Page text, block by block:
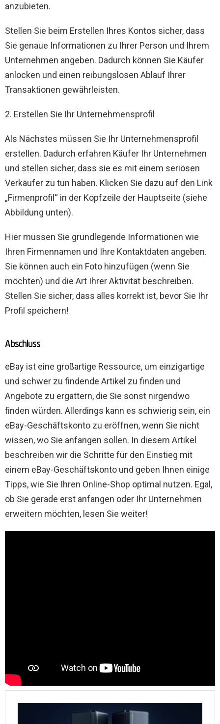
anzubieten.
Stellen Sie beim Erstellen Ihres Kontos sicher, dass
Sie genaue Informationen zu Ihrer Person und Ihrem
Unternehmen angeben. Dadurch können Sie Käufer
anlocken und einen reibungslosen Ablauf Ihrer
Transaktionen gewährleisten.
2. Erstellen Sie Ihr Unternehmensprofil
Als Nächstes müssen Sie Ihr Unternehmensprofil
erstellen. Dadurch erfahren Käufer Ihr Unternehmen
und stellen sicher, dass sie es mit einem seriösen
Verkäufer zu tun haben. Klicken Sie dazu auf den Link
„Firmenprofil“ in der Kopfzeile der Hauptseite (siehe
Abbildung unten).
Hier müssen Sie grundlegende Informationen wie
Ihren Firmennamen und Ihre Kontaktdaten angeben.
Sie können auch ein Foto hinzufügen (wenn Sie
möchten) und die Art Ihrer Aktivität beschreiben.
Stellen Sie sicher, dass alles korrekt ist, bevor Sie Ihr
Profil speichern!
Abschluss
eBay ist eine großartige Ressource, um einzigartige
und schwer zu findende Artikel zu finden und
Angebote zu ergattern, die Sie sonst nirgendwo
finden würden. Allerdings kann es schwierig sein, ein
eBay-Geschäftskonto zu eröffnen, wenn Sie nicht
wissen, wo Sie anfangen sollen. In diesem Artikel
beschreiben wir die Schritte für den Einstieg mit
einem eBay-Geschäftskonto und geben Ihnen einige
Tipps, wie Sie Ihren Online-Shop optimal nutzen. Egal,
ob Sie gerade erst anfangen oder Ihr Unternehmen
erweitern möchten, lesen Sie weiter!